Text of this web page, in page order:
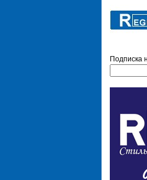
Подписка